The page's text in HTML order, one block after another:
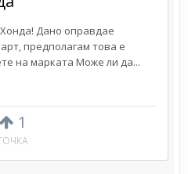
1
Дано оправдае
предполагам това е
на марката Може ли да...